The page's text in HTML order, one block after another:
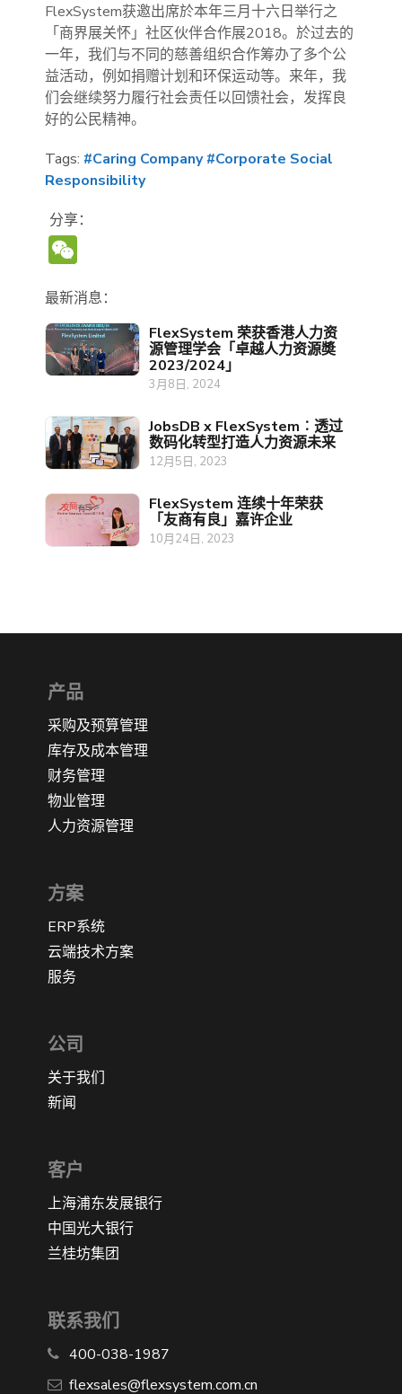
FlexSystem获邀出席於本年三月十六日举行之
「商界展关怀」社区伙伴合作展2018。於过去的
一年，我们与不同的慈善组织合作筹办了多个公
益活动，例如捐赠计划和环保运动等。来年，我
们会继续努力履行社会责任以回馈社会，发挥良
好的公民精神。
Tags: #Caring Company #Corporate Social
Responsibility
分享：
最新消息：
FlexSystem 荣获香港人力资
源管理学会「卓越人力资源奬
2023/2024」
3月8日, 2024
JobsDB x FlexSystem︰透过
数码化转型打造人力资源未来
12月5日, 2023
FlexSystem 连续十年荣获
「友商有良」嘉许企业
10月24日, 2023
产品
采购及预算管理
库存及成本管理
财务管理
物业管理
人力资源管理
方案
ERP系统
云端技术方案
服务
公司
关于我们
新闻
客户
上海浦东发展银行
中国光大银行
兰桂坊集团
联系我们
400-038-1987
​flexsales@flexsystem.com.cn